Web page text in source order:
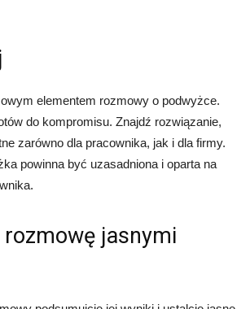
elementem rozmowy o podwyżce.
do kompromisu. Znajdź rozwiązanie,
zarówno dla pracownika, jak i dla firmy.
powinna być uzasadniona i oparta na
rozmowę jasnymi